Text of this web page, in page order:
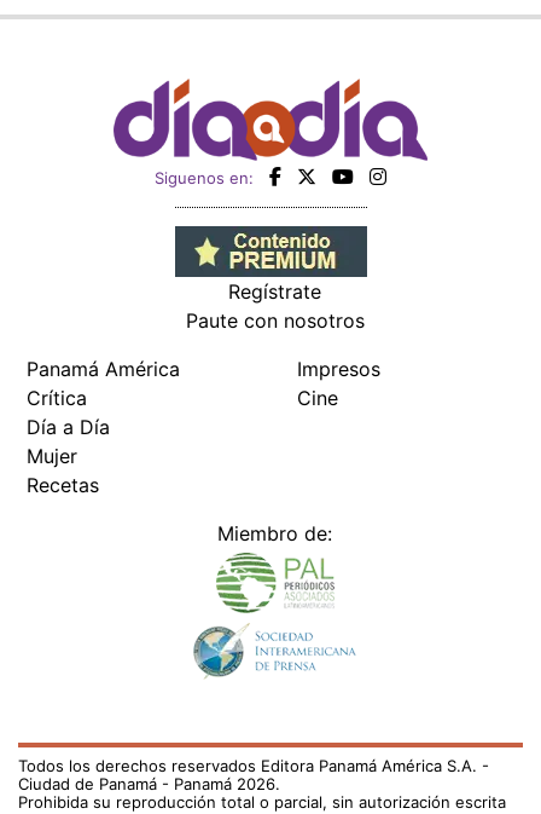
Siguenos en:
Regístrate
Paute con nosotros
Panamá América
Crítica
Día a Día
Mujer
Recetas
Impresos
Cine
Miembro de:
Todos los derechos reservados Editora Panamá América S.A. -
Ciudad de Panamá - Panamá 2026.
Prohibida su reproducción total o parcial, sin autorización escrita